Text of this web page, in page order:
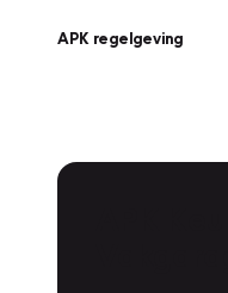
APK regelgeving